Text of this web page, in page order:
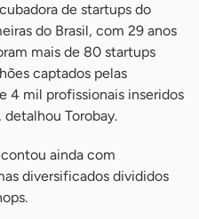
de startups do
do Brasil, com 29 anos
mais de 80 startups
captados pelas
4 mil profissionais inseridos
detalhou Torobay.
ainda com
diversificados divididos